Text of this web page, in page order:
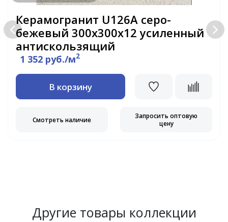
Керамогранит U126A серо-
бежевый 300х300х12 усиленный
антискользящий
1 352 руб./м2
В корзину
Смотреть наличие
Запросить оптовую
цену
Другие товары коллекции